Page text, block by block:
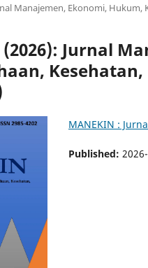
Manajemen, Ekonomi,
(2026): Jurnal
MANEKIN :
Published: